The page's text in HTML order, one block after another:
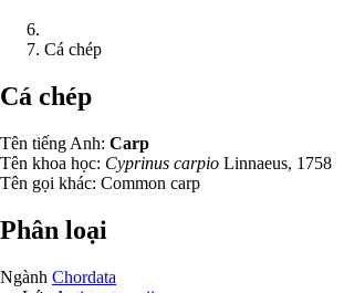
Cá chép
Cá chép
Tên tiếng Anh: Carp
Tên khoa học: Cyprinus carpio Linnaeus, 1758
Tên gọi khác: Common carp
Phân loại
Ngành Chordata